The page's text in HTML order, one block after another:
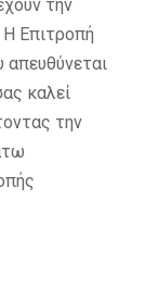
την
Η Επιτροπή
απευθύνεται
καλεί
την